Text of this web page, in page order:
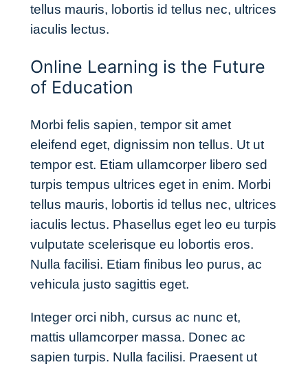
tellus mauris, lobortis id tellus nec, ultrices
iaculis lectus.
Online Learning is the Future
of Education
Morbi felis sapien, tempor sit amet
eleifend eget, dignissim non tellus. Ut ut
tempor est. Etiam ullamcorper libero sed
turpis tempus ultrices eget in enim. Morbi
tellus mauris, lobortis id tellus nec, ultrices
iaculis lectus. Phasellus eget leo eu turpis
vulputate scelerisque eu lobortis eros.
Nulla facilisi. Etiam finibus leo purus, ac
vehicula justo sagittis eget.
Integer orci nibh, cursus ac nunc et,
mattis ullamcorper massa. Donec ac
sapien turpis. Nulla facilisi. Praesent ut